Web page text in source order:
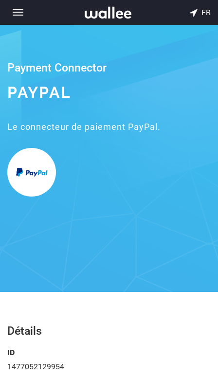
Toggle
navigation
FR
Payment Connector
PAYPAL
Le connecteur de paiement PayPal.
Détails
ID
1477052129954